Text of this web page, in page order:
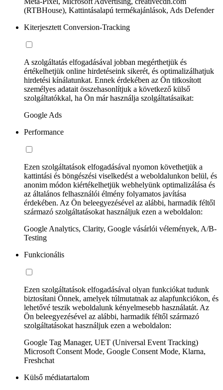
(RTBHouse), Kattintásalapú termékajánlások, Ads Defender
Kiterjesztett Conversion-Tracking
A szolgáltatás elfogadásával jobban megérthetjük és
értékelhetjük online hirdetéseink sikerét, és optimalizálhatjuk
hirdetési kínálatunkat. Ennek érdekében az Ön titkosított
személyes adatait összehasonlítjuk a következő külső
szolgáltatókkal, ha Ön már használja szolgáltatásaikat:
Google Ads
Performance
Ezen szolgáltatások elfogadásával nyomon követhetjük a
kattintási és böngészési viselkedést a weboldalunkon belül, és
anonim módon kiértékelhetjük webhelyünk optimalizálása és
az általános felhasználói élmény folyamatos javítása
érdekében. Az Ön beleegyezésével az alábbi, harmadik féltől
származó szolgáltatásokat használjuk ezen a weboldalon:
Google Analytics, Clarity, Google vásárlói vélemények, A/B-
Testing
Funkcionális
Ezen szolgáltatások elfogadásával olyan funkciókat tudunk
biztosítani Önnek, amelyek túlmutatnak az alapfunkciókon, és
lehetővé teszik weboldalunk kényelmesebb használatát. Az
Ön beleegyezésével az alábbi, harmadik féltől származó
szolgáltatásokat használjuk ezen a weboldalon:
Google Tag Manager, UET (Universal Event Tracking)
Microsoft Consent Mode, Google Consent Mode, Klarna,
Freshchat
Külső médiatartalom